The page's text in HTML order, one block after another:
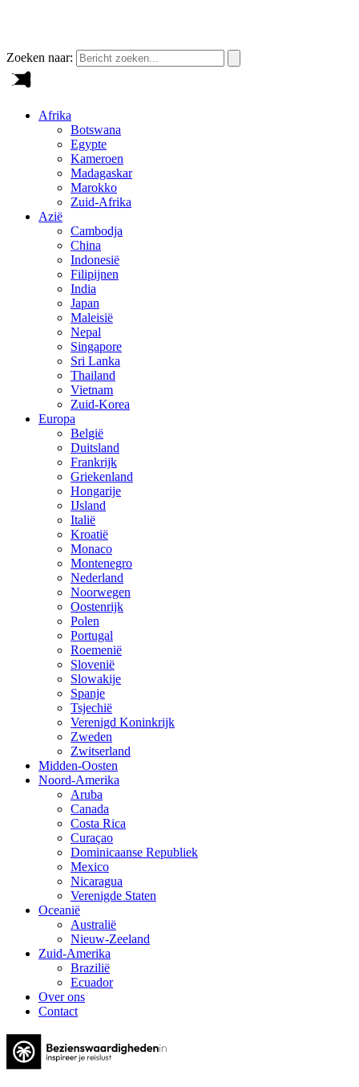
Zoeken naar:
Afrika
Botswana
Egypte
Kameroen
Madagaskar
Marokko
Zuid-Afrika
Azië
Cambodja
China
Indonesië
Filipijnen
India
Japan
Maleisië
Nepal
Singapore
Sri Lanka
Thailand
Vietnam
Zuid-Korea
Europa
België
Duitsland
Frankrijk
Griekenland
Hongarije
IJsland
Italië
Kroatië
Monaco
Montenegro
Nederland
Noorwegen
Oostenrijk
Polen
Portugal
Roemenië
Slovenië
Slowakije
Spanje
Tsjechië
Verenigd Koninkrijk
Zweden
Zwitserland
Midden-Oosten
Noord-Amerika
Aruba
Canada
Costa Rica
Curaçao
Dominicaanse Republiek
Mexico
Nicaragua
Verenigde Staten
Oceanië
Australië
Nieuw-Zeeland
Zuid-Amerika
Brazilië
Ecuador
Over ons
Contact